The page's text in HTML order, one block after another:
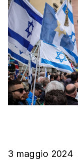
3 maggio 2024